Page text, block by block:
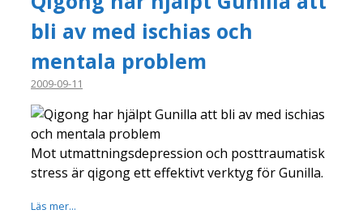
bli av med ischias och
mentala problem
2009-09-11
Mot utmattningsdepression och posttraumatisk
stress är qigong ett effektivt verktyg för Gunilla.
Läs mer...